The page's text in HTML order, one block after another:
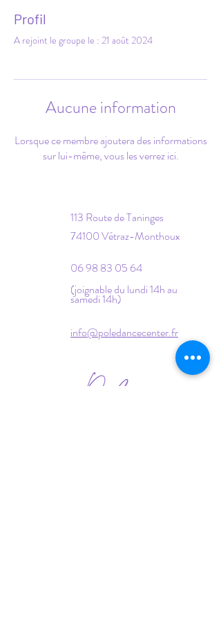
Profil
A rejoint le groupe le : 21 août 2024
Aucune information
Lorsque ce membre ajoutera des informations
sur lui-même, vous les verrez ici.
113 Route de Taninges
74100 Vétraz-Monthoux
06 98 83 05 64
(joignable du lundi 14h au
samedi 14h)
info@poledancecenter.fr